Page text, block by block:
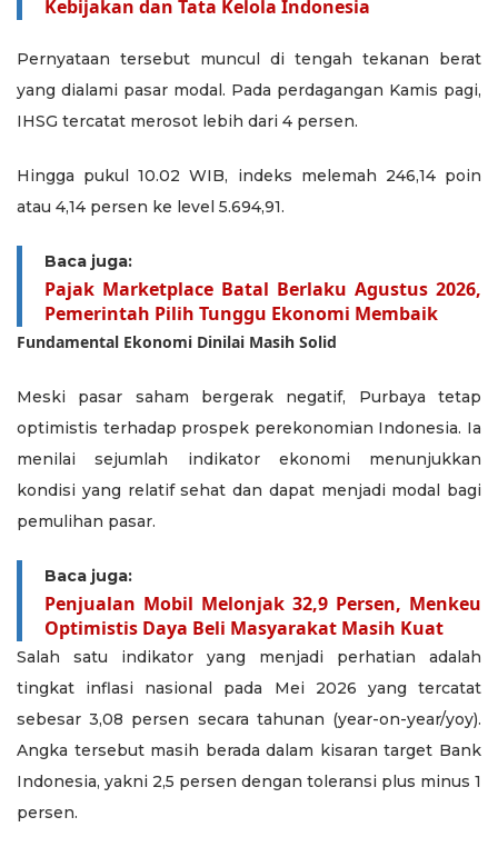
Kebijakan dan Tata Kelola Indonesia
Pernyataan tersebut muncul di tengah tekanan berat
yang dialami pasar modal. Pada perdagangan Kamis pagi,
IHSG tercatat merosot lebih dari 4 persen.
Hingga pukul 10.02 WIB, indeks melemah 246,14 poin
atau 4,14 persen ke level 5.694,91.
Baca juga:
Pajak Marketplace Batal Berlaku Agustus 2026,
Pemerintah Pilih Tunggu Ekonomi Membaik
Fundamental Ekonomi Dinilai Masih Solid
Meski pasar saham bergerak negatif, Purbaya tetap
optimistis terhadap prospek perekonomian Indonesia. Ia
menilai sejumlah indikator ekonomi menunjukkan
kondisi yang relatif sehat dan dapat menjadi modal bagi
pemulihan pasar.
Baca juga:
Penjualan Mobil Melonjak 32,9 Persen, Menkeu
Optimistis Daya Beli Masyarakat Masih Kuat
Salah satu indikator yang menjadi perhatian adalah
tingkat inflasi nasional pada Mei 2026 yang tercatat
sebesar 3,08 persen secara tahunan (year-on-year/yoy).
Angka tersebut masih berada dalam kisaran target Bank
Indonesia, yakni 2,5 persen dengan toleransi plus minus 1
persen.